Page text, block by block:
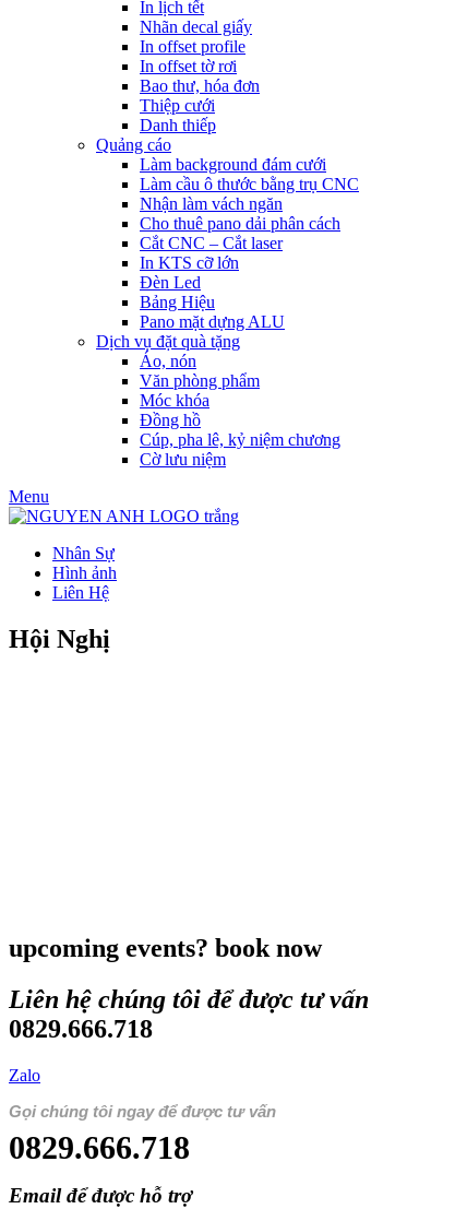
In lịch tết
Nhãn decal giấy
In offset profile
In offset tờ rơi
Bao thư, hóa đơn
Thiệp cưới
Danh thiếp
Quảng cáo
Làm background đám cưới
Làm cầu ô thước bằng trụ CNC
Nhận làm vách ngăn
Cho thuê pano dải phân cách
Cắt CNC – Cắt laser
In KTS cỡ lớn
Đèn Led
Bảng Hiệu
Pano mặt dựng ALU
Dịch vụ đặt quà tặng
Áo, nón
Văn phòng phẩm
Móc khóa
Đồng hồ
Cúp, pha lê, kỷ niệm chương
Cờ lưu niệm
Menu
Nhân Sự
Hình ảnh
Liên Hệ
Hội Nghị
upcoming events? book now
Liên hệ chúng tôi để được tư vấn
0829.666.718
Zalo
Gọi chúng tôi ngay để được tư vấn
0829.666.718
Email để được hỗ trợ